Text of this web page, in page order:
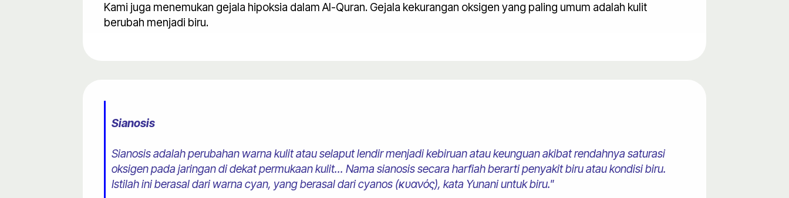
Kami juga menemukan gejala hipoksia dalam Al-Quran. Gejala kekurangan oksigen yang paling umum adalah kulit
berubah menjadi biru.
Sianosis
Sianosis adalah perubahan warna kulit atau selaput lendir menjadi kebiruan atau keunguan akibat rendahnya saturasi
oksigen pada jaringan di dekat permukaan kulit... Nama sianosis secara harfiah berarti penyakit biru atau kondisi biru.
Istilah ini berasal dari warna cyan, yang berasal dari cyanos (κυανός), kata Yunani untuk biru."